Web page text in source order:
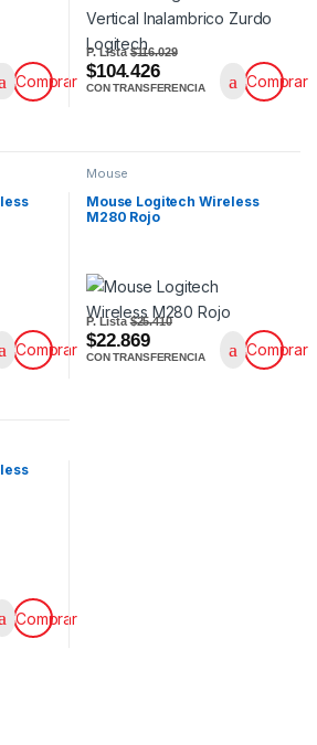
Comprar
P. Lista$116.029
$104.426
CON TRANSFERENCIA Comprar
Comprar
Mouse
Mouse Logitech Wireless
M280 Rojo
P. Lista$25.410
$22.869
CON TRANSFERENCIA Comprar
Comprar